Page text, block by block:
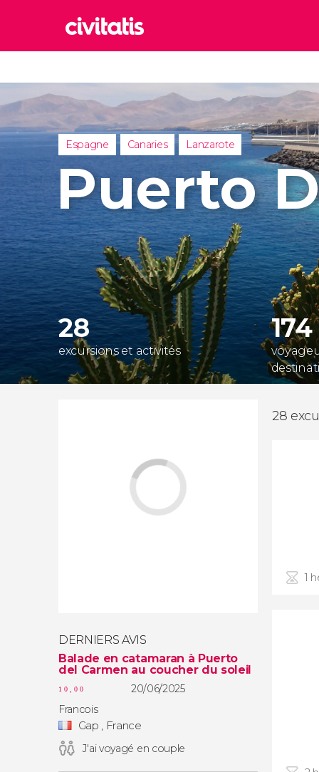
Italie
Maroc
Turquie
Espagne Canaries Lanzarote
Puerto
28
excursions et activités
174
DERNIERS AVIS
Balade en catamaran à Puerto
del Carmen au coucher du soleil
10,00
20/06/2025
Francois
Gap , France
J'ai voyagé en couple
28
1